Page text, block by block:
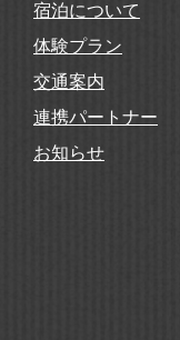
宿泊について
体験プラン
交通案内
連携パートナー
お知らせ